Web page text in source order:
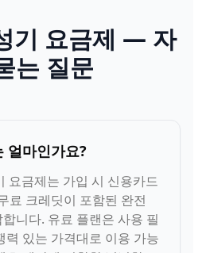
기 요금제 — 자
는 질문
얼마인가요?
요금제는 가입 시 신용카드
료 크레딧이 포함된 완전
니다. 유료 플랜은 사용 필
력 있는 가격대로 이용 가능